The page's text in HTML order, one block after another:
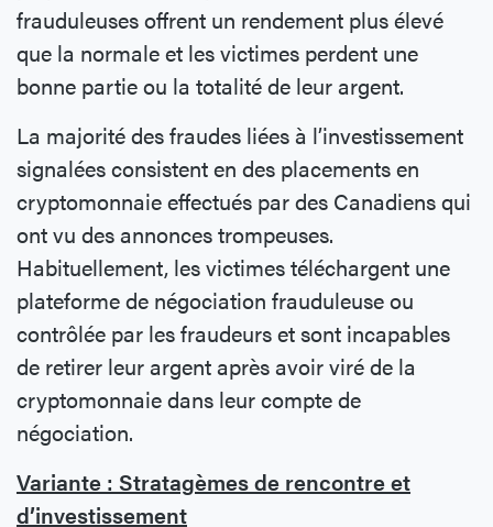
frauduleuses offrent un rendement plus élevé
que la normale et les victimes perdent une
bonne partie ou la totalité de leur argent.
La majorité des fraudes liées à l’investissement
signalées consistent en des placements en
cryptomonnaie effectués par des Canadiens qui
ont vu des annonces trompeuses.
Habituellement, les victimes téléchargent une
plateforme de négociation frauduleuse ou
contrôlée par les fraudeurs et sont incapables
de retirer leur argent après avoir viré de la
cryptomonnaie dans leur compte de
négociation.
Variante : Stratagèmes de rencontre et
d’investissement